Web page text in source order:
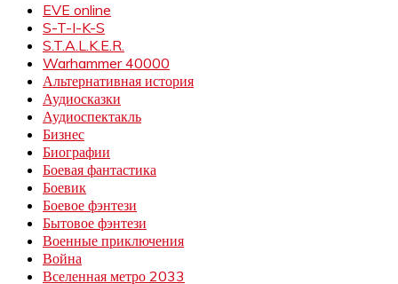
EVE online
S-T-I-K-S
S.T.A.L.K.E.R.
Warhammer 40000
Альтернативная история
Аудиосказки
Аудиоспектакль
Бизнес
Биографии
Боевая фантастика
Боевик
Боевое фэнтези
Бытовое фэнтези
Военные приключения
Война
Вселенная метро 2033